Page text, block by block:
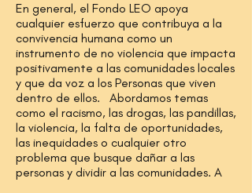
En general, el Fondo LEO apoya
cualquier esfuerzo que contribuya a la
convivencia humana como un
instrumento de no violencia que impacta
positivamente a las comunidades locales
y que da voz a los Personas que viven
dentro de ellos. Abordamos temas
como el racismo, las drogas, las pandillas,
la violencia, la falta de oportunidades,
las inequidades o cualquier otro
problema que busque dañar a las
personas y dividir a las comunidades. A